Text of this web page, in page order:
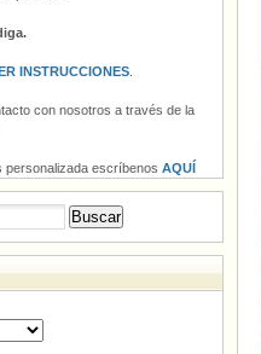
INSTRUCCIONES
con nosotros a través de la
personalizada escríbenos AQUÍ